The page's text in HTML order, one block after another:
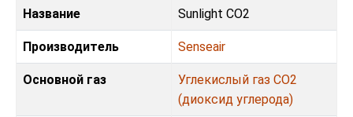
Название Sunlight CO2
Производитель Senseair
Основной газ
Углекислый газ CO2
(диоксид углерода)